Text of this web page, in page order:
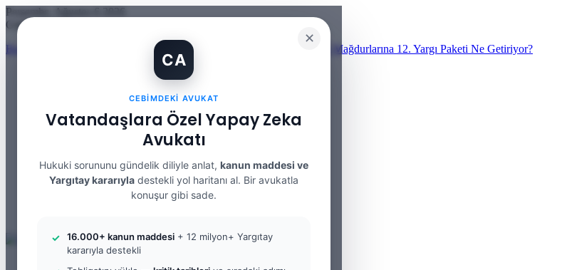
✕
CA
CEBIMDEKI AVUKAT
Vatandaşlara Özel Yapay Zeka
Avukatı
Hukuki sorununu gündelik diliyle anlat, kanun maddesi ve
Yargıtay kararıyla destekli yol haritanı al. Bir avukatla
konuşur gibi sade.
16.000+ kanun maddesi + 12 milyon+ Yargıtay
kararıyla destekli
Perşembe, Ağustos 6 2026
Güncel Makale
Banka Hesabımı Dolandırıcılara Kullandırdım, Başıma Ne Gelir? IBAN Mağdurlarına 12. Yargı Paketi Ne Getiriyor?
WhatsApp
Kayıt
Rastgele
yap
...